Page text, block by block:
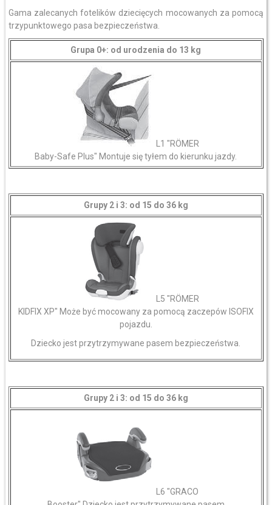
Gama zalecanych fotelików dziecięcych mocowanych za pomocą
trzypunktowego pasa bezpieczeństwa.
Grupa 0+: od urodzenia do 13 kg
L1 "RÖMER
Baby-Safe Plus" Montuje się tyłem do kierunku jazdy.
Grupy 2 i 3: od 15 do 36 kg
L5 "RÖMER
KIDFIX XP" Może być mocowany za pomocą zaczepów ISOFIX
pojazdu.
Dziecko jest przytrzymywane pasem bezpieczeństwa.
Grupy 2 i 3: od 15 do 36 kg
L6 "GRACO